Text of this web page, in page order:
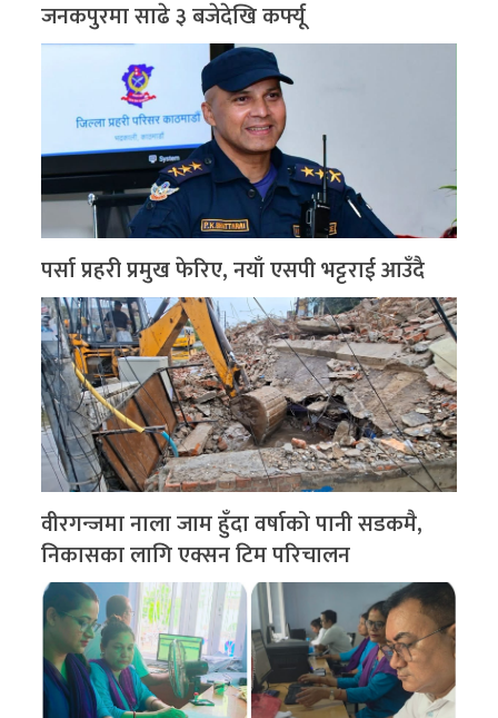
जनकपुरमा साढे ३ बजेदेखि कर्फ्यू
पर्सा प्रहरी प्रमुख फेरिए, नयाँ एसपी भट्टराई आउँदै
वीरगन्जमा नाला जाम हुँदा वर्षाको पानी सडकमै,
निकासका लागि एक्सन टिम परिचालन